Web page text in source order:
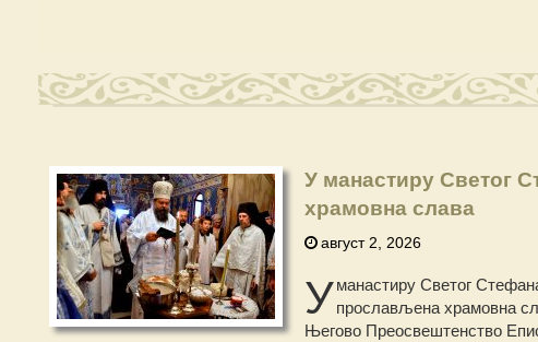
У манастиру Светог
храмовна слава
август 2, 2026
У манастиру Светог
прослављена храмовна
Његово Преосвештенство